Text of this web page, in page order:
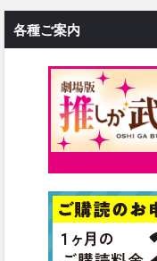
各種ご案内